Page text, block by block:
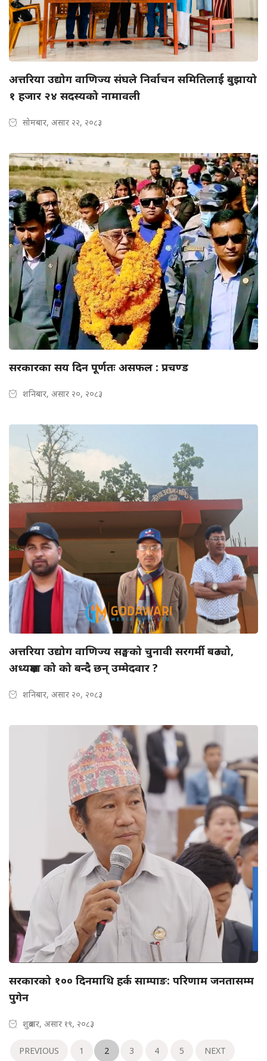
अत्तरिया उद्योग वाणिज्य संघले निर्वाचन समितिलाई बुझायो
१ हजार २४ सदस्यको नामावली
सोमबार, असार २२, २०८३
सरकारका सय दिन पूर्णतः असफल : प्रचण्ड
शनिबार, असार २०, २०८३
अत्तरिया उद्योग वाणिज्य सङ्घको चुनावी सरगर्मी बढ्यो,
अध्यक्षमा को को बन्दै छन् उम्मेदवार ?
शनिबार, असार २०, २०८३
सरकारको १०० दिनमाथि हर्क साम्पाङ: परिणाम जनतासम्म
पुगेन
शुक्रबार, असार १९, २०८३
PREVIOUS 1 2 3 4 5 NEXT